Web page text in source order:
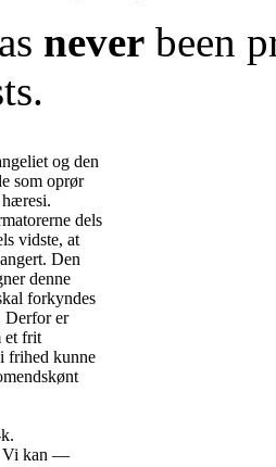
never been
og den
som oprør
dels
vidste, at
Den
denne
forkyndes
Derfor er
et frit
frihed kunne
Vi kan —